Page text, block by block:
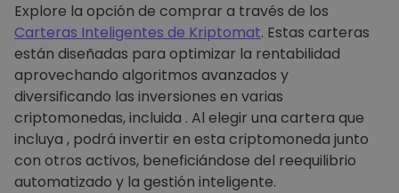
Explore la opción de comprar a través de los
Carteras Inteligentes de Kriptomat. Estas carteras
están diseñadas para optimizar la rentabilidad
aprovechando algoritmos avanzados y
diversificando las inversiones en varias
criptomonedas, incluida . Al elegir una cartera que
incluya , podrá invertir en esta criptomoneda junto
con otros activos, beneficiándose del reequilibrio
automatizado y la gestión inteligente.